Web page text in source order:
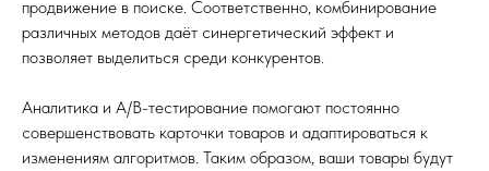
продвижение в поиске. Соответственно, комбинирование
различных методов даёт синергетический эффект и
позволяет выделиться среди конкурентов.
Аналитика и A/B-тестирование помогают постоянно
совершенствовать карточки товаров и адаптироваться к
изменениям алгоритмов. Таким образом, ваши товары будут